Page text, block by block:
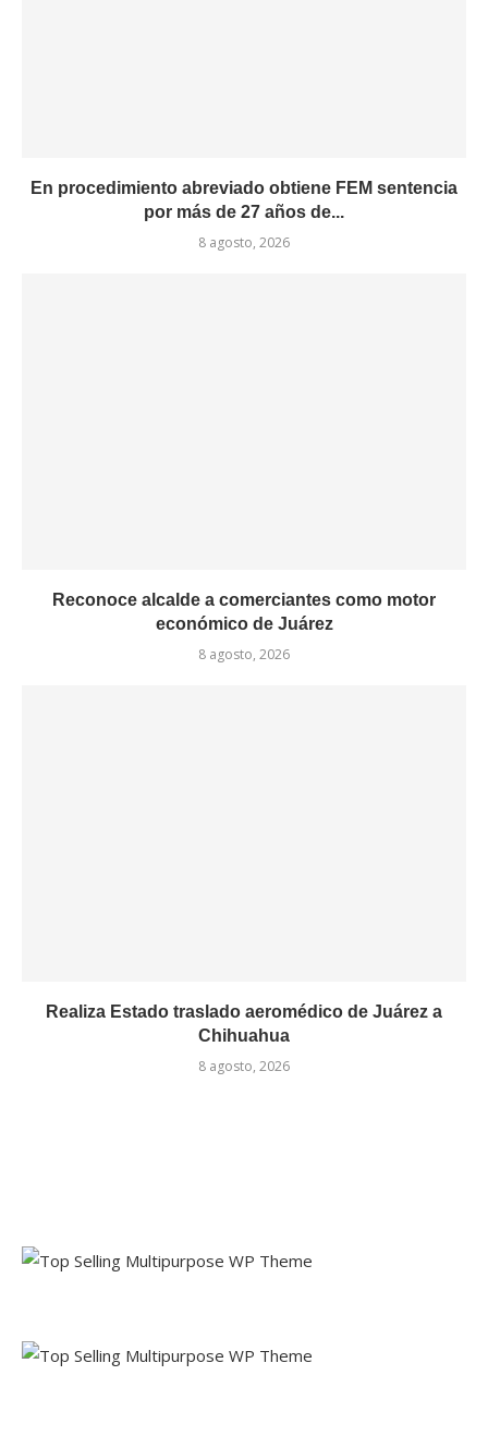
En procedimiento abreviado obtiene FEM sentencia
por más de 27 años de...
8 agosto, 2026
Reconoce alcalde a comerciantes como motor
económico de Juárez
8 agosto, 2026
Realiza Estado traslado aeromédico de Juárez a
Chihuahua
8 agosto, 2026